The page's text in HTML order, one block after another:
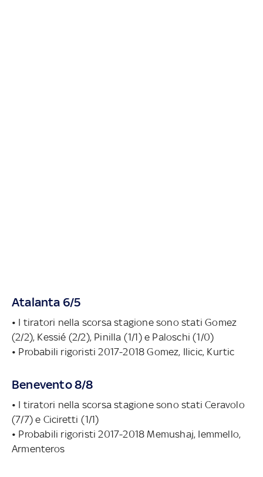
Atalanta 6/5
• I tiratori nella scorsa stagione sono stati Gomez
(2/2), Kessié (2/2), Pinilla (1/1) e Paloschi (1/0)
• Probabili rigoristi 2017-2018 Gomez, Ilicic, Kurtic
Benevento 8/8
• I tiratori nella scorsa stagione sono stati Ceravolo
(7/7) e Ciciretti (1/1)
• Probabili rigoristi 2017-2018 Memushaj, Iemmello,
Armenteros